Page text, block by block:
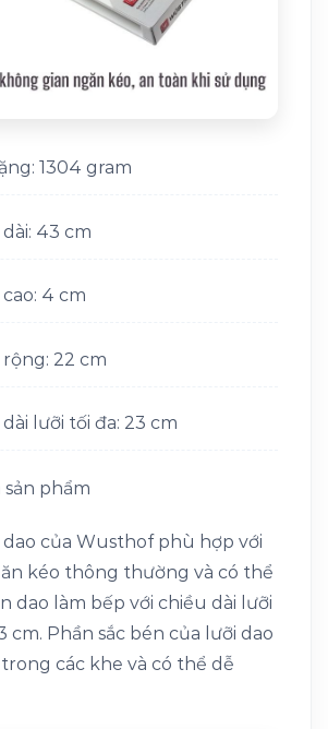
1304 gram
43 cm
4 cm
22 cm
lưỡi tối đa: 23 cm
phẩm
dao của Wusthof phù hợp với
kéo thông thường và có thể
dao làm bếp với chiều dài lưỡi
cm. Phần sắc bén của lưỡi dao
các khe và có thể dễ